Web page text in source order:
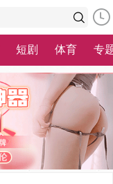
短剧 体育 专